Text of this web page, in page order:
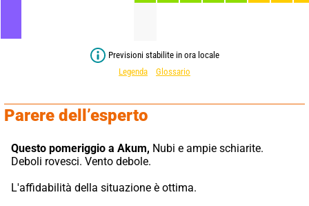
Previsioni stabilite in ora locale
Legenda
Glossario
Parere dell’esperto
Questo pomeriggio a Akum, Nubi e ampie schiarite.
Deboli rovesci. Vento debole.
L'affidabilità della situazione è ottima.